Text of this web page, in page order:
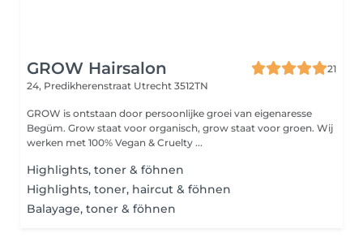
GROW Hairsalon
21
24, Predikherenstraat Utrecht 3512TN
GROW is ontstaan door persoonlijke groei van eigenaresse
Begüm. Grow staat voor organisch, grow staat voor groen. Wij
werken met 100% Vegan & Cruelty ...
Highlights, toner & föhnen
Highlights, toner, haircut & föhnen
Balayage, toner & föhnen